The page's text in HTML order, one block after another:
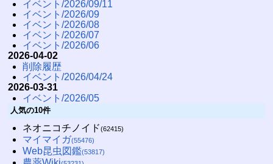
イベント/2026/09/11
イベント/2026/09
イベント/2026/08
イベント/2026/07
イベント/2026/06
2026-04-02
削除履歴
イベント/2026/04/24
2026-03-31
イベント/2026/05
人気の10件
ネオニコチノイド(62415)
マイマイガ(55476)
Web昆虫図鑑(53817)